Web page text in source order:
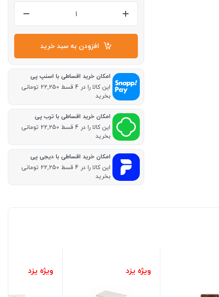
افزودن به سبد خرید
امکان خرید اقساطی با اسنپ پی
این کالا را در 4 قسط 22,250 تومانی
بخرید
امکان خرید اقساطی با ترب پی
این کالا را در 4 قسط 22,250 تومانی
بخرید
امکان خرید اقساطی با دیجی پی
این کالا را در 4 قسط 22,250 تومانی
بخرید
ویژه یزد ویژه یزد